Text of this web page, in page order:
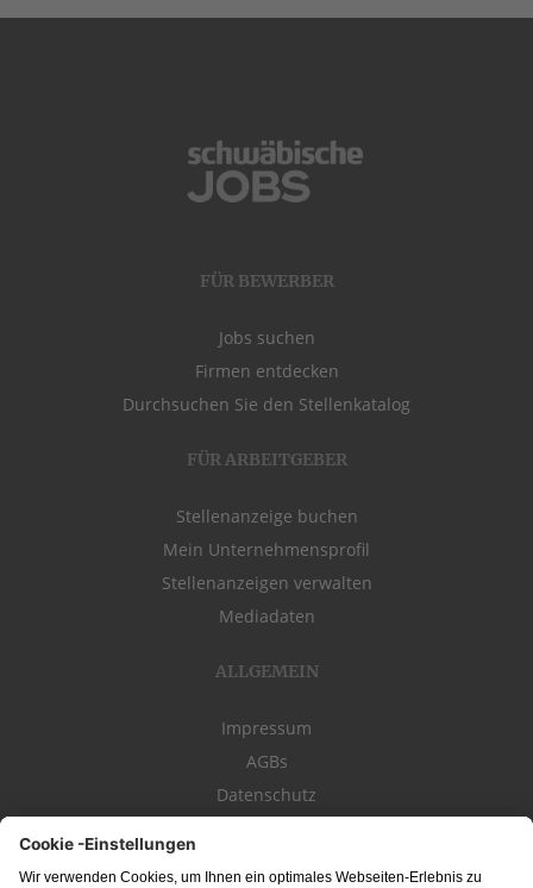
FÜR BEWERBER
Jobs suchen
Firmen entdecken
Durchsuchen Sie den Stellenkatalog
FÜR ARBEITGEBER
Stellenanzeige buchen
Mein Unternehmensprofil
Stellenanzeigen verwalten
Mediadaten
ALLGEMEIN
Impressum
AGBs
Datenschutz